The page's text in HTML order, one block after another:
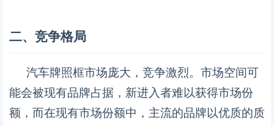
二、竞争格局
汽车牌照框市场庞大，竞争激烈。市场空间可
能会被现有品牌占据，新进入者难以获得市场份
额，而在现有市场份额中，主流的品牌以优质的质